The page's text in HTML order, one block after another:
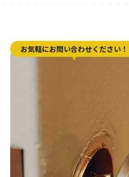
お気軽にお問い合わせください！